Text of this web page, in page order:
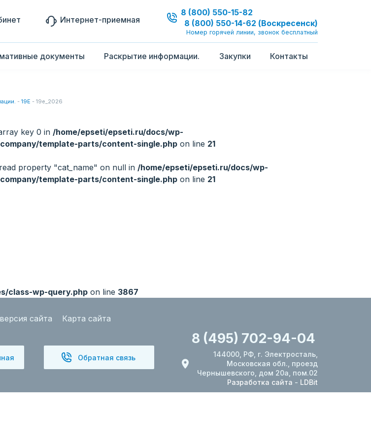
Интернет-приемная
8 (800) 550-15-82
8 (800) 550-14-62 (Воскресенск)
Номер горячей линии, звонок бесплатный
документы Раскрытие информации. Закупки Контакты
- 19Е - 19e_2026
key 0 in /home/epseti/epseti.ru/docs/wp-
template-parts/content-single.php on line 21
property "cat_name" on null in /home/epseti/epseti.ru/docs/wp-
template-parts/content-single.php on line 21
class-wp-query.php on line 3867
сайта Карта сайта
Обратная связь
8 (495) 702-94-04
144000, РФ, г. Электросталь,
Московская обл., проезд
Чернышевского, дом 20а, пом.02
Разработка сайта - LDBit